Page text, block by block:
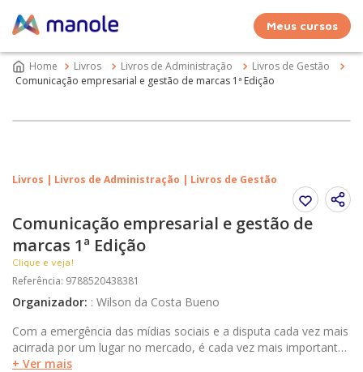
Meus cursos
Livros Livros de Administração
Livros de Gestão
Comunicação empresarial e gestão de marcas 1ª Edição
Livros | Livros de Administração | Livros de Gestão
Comunicação empresarial e gestão de
marcas 1ª Edição
Clique e veja!
Referência: 9788520438381
Organizador: : Wilson da Costa Bueno
Com a emergência das mídias sociais e a disputa cada vez mais
acirrada por um lugar no mercado, é cada vez mais importante
para as marcas incorporar uma nova postura comunicacional.
+ Ver mais